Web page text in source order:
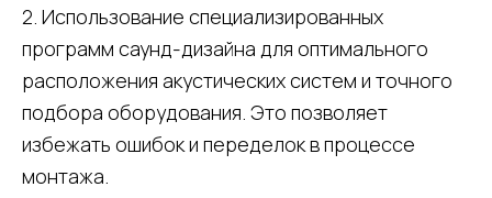
2. Использование специализированных
программ саунд-дизайна для оптимального
расположения акустических систем и точного
подбора оборудования. Это позволяет
избежать ошибок и переделок в процессе
монтажа.